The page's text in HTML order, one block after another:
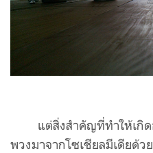
แต่สิ่งสำคัญที่ทำให้เกิ
พวงมาจากโซเชียลมีเดียด้